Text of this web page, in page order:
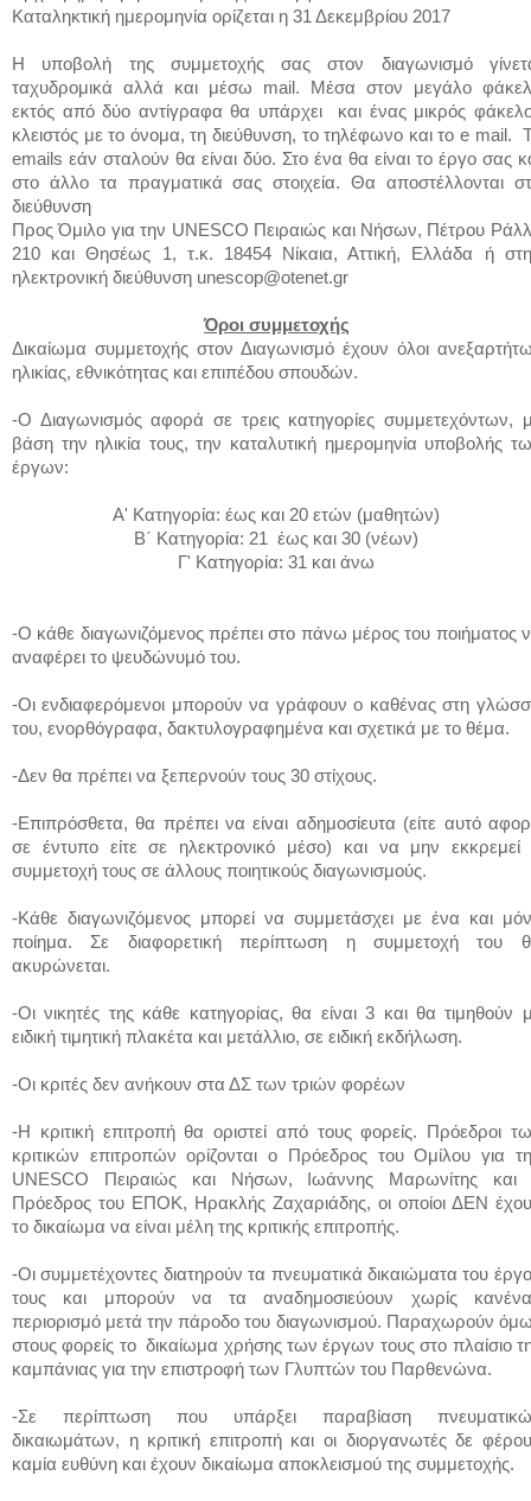
Καταληκτική ημερομηνία ορίζεται η 31 Δεκεμβρίου 2017
Η υποβολή της συμμετοχής σας στον διαγωνισμό
ταχυδρομικά αλλά και μέσω mail. Μέσα στον μεγάλο
εκτός από δύο αντίγραφα θα υπάρχει και ένας μικρός
κλειστός με το όνομα, τη διεύθυνση, το τηλέφωνο και το e mail.
emails εάν σταλούν θα είναι δύο. Στο ένα θα είναι το έργο σας
στο άλλο τα πραγματικά σας στοιχεία. Θα αποστέλλονται
διεύθυνση
Προς Όμιλο για την UNESCO Πειραιώς και Νήσων, Πέτρου
210 και Θησέως 1, τ.κ. 18454 Νίκαια, Αττική, Ελλάδα ή
ηλεκτρονική διεύθυνση unescop@otenet.gr
Όροι συμμετοχής
Δικαίωμα συμμετοχής στον Διαγωνισμό έχουν όλοι
ηλικίας, εθνικότητας και επιπέδου σπουδών.
-Ο Διαγωνισμός αφορά σε τρεις κατηγορίες συμμετεχόντων,
βάση την ηλικία τους, την καταλυτική ημερομηνία υποβολής
έργων:
Α' Κατηγορία: έως και 20 ετών (μαθητών)
Β΄ Κατηγορία: 21 έως και 30 (νέων)
Γ' Κατηγορία:31 και άνω
-Ο κάθε διαγωνιζόμενος πρέπει στο πάνω μέρος του ποιήματος
αναφέρει το ψευδώνυμό του.
-Οι ενδιαφερόμενοι μπορούν να γράφουν ο καθένας στη
του, ενορθόγραφα, δακτυλογραφημένα και σχετικά με το θέμα.
-Δεν θα πρέπει να ξεπερνούν τους 30 στίχους.
-Επιπρόσθετα, θα πρέπει να είναι αδημοσίευτα (είτε αυτό
σε έντυπο είτε σε ηλεκτρονικό μέσο) και να μην εκκρεμεί
συμμετοχή τους σε άλλους ποιητικούς διαγωνισμούς.
-Κάθε διαγωνιζόμενος μπορεί να συμμετάσχει με ένα και
ποίημα. Σε διαφορετική περίπτωση η συμμετοχή του
ακυρώνεται.
-Οι νικητές της κάθε κατηγορίας, θα είναι 3 και θα τιμηθούν
ειδική τιμητική πλακέτα και μετάλλιο, σε ειδική εκδήλωση.
-Οι κριτές δεν ανήκουν στα ΔΣ των τριών φορέων
-Η κριτική επιτροπή θα οριστεί από τους φορείς. Πρόεδροι
κριτικών επιτροπών ορίζονται ο Πρόεδρος του Ομίλου για
UNESCO Πειραιώς και Νήσων, Ιωάννης Μαρωνίτης και
Πρόεδρος του ΕΠΟΚ, Ηρακλής Ζαχαριάδης, οι οποίοι ΔΕΝ
το δικαίωμα να είναι μέλη της κριτικής επιτροπής.
-Οι συμμετέχοντες διατηρούν τα πνευματικά δικαιώματα του
τους και μπορούν να τα αναδημοσιεύουν χωρίς
περιορισμό μετά την πάροδο του διαγωνισμού. Παραχωρούν
στους φορείς το δικαίωμα χρήσης των έργων τους στο πλαίσιο
καμπάνιας για την επιστροφή των Γλυπτών του Παρθενώνα.
-Σε περίπτωση που υπάρξει παραβίαση
δικαιωμάτων, η κριτική επιτροπή και οι διοργανωτές δε
καμία ευθύνη και έχουν δικαίωμα αποκλεισμού της συμμετοχής.